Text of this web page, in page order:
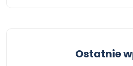
Ostatnie